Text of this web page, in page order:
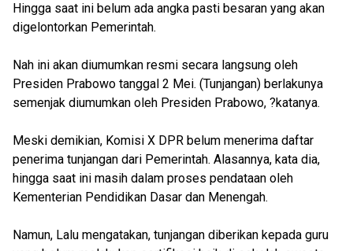
Hingga saat ini belum ada angka pasti besaran yang akan
digelontorkan Pemerintah.
Nah ini akan diumumkan resmi secara langsung oleh
Presiden Prabowo tanggal 2 Mei. (Tunjangan) berlakunya
semenjak diumumkan oleh Presiden Prabowo, ?katanya.
Meski demikian, Komisi X DPR belum menerima daftar
penerima tunjangan dari Pemerintah. Alasannya, kata dia,
hingga saat ini masih dalam proses pendataan oleh
Kementerian Pendidikan Dasar dan Menengah.
Namun, Lalu mengatakan, tunjangan diberikan kepada guru